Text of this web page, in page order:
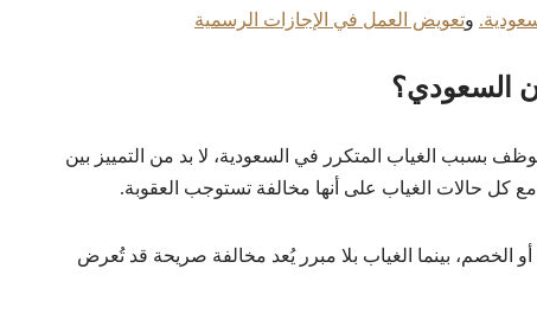
وتعويض العمل في الإجازات الرسمية
السعودي؟
بسبب الغياب المتكرر في السعودية، لا بد من التمييز بين
مع كل حالات الغياب على أنها مخالفة تستوجب العقوبة.
بينما الغياب بلا مبرر يُعد مخالفة صريحة قد تُعرض